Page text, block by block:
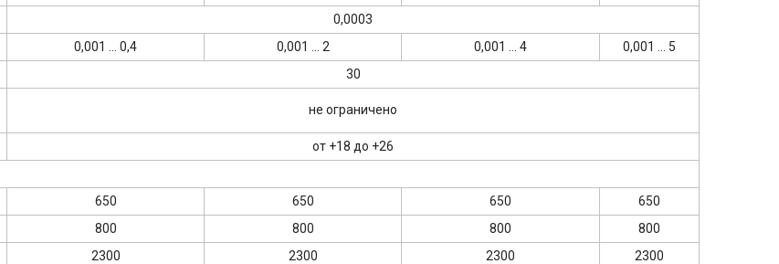
0,0003
0,001 ... 0,4 0,001 ... 2 0,001 ... 4
0,001 ... 5
30
не ограничено
от +18 до +26
650 650 650
650
800 800 800
800
2300 2300 2300
2300